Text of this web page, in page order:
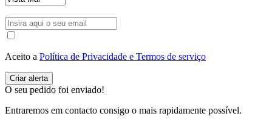
Aceito a Política de Privacidade e Termos de serviço
O seu pedido foi enviado!
Entraremos em contacto consigo o mais rapidamente possível.